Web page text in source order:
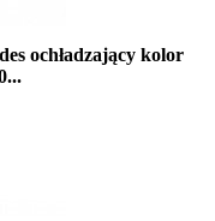
ochładzający kolor